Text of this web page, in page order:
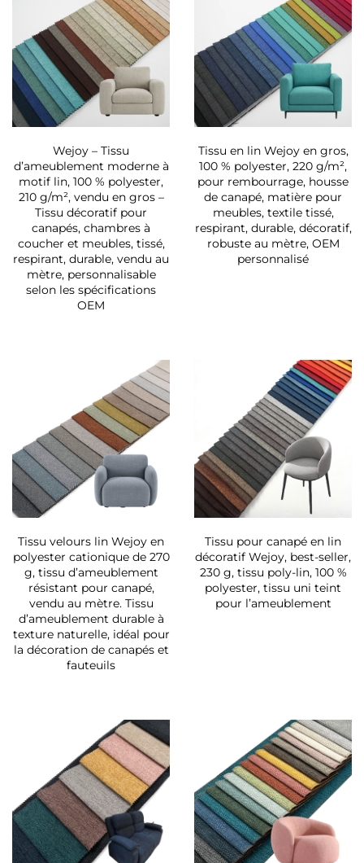
Wejoy – Tissu
d’ameublement moderne à
motif lin, 100 % polyester,
210 g/m², vendu en gros –
Tissu décoratif pour
canapés, chambres à
coucher et meubles, tissé,
respirant, durable, vendu au
mètre, personnalisable
selon les spécifications
OEM
Tissu en lin Wejoy en gros,
100 % polyester, 220 g/m²,
pour rembourrage, housse
de canapé, matière pour
meubles, textile tissé,
respirant, durable, décoratif,
robuste au mètre, OEM
personnalisé
Tissu velours lin Wejoy en
polyester cationique de 270
g, tissu d’ameublement
résistant pour canapé,
vendu au mètre. Tissu
d’ameublement durable à
texture naturelle, idéal pour
la décoration de canapés et
fauteuils
Tissu pour canapé en lin
décoratif Wejoy, best-seller,
230 g, tissu poly-lin, 100 %
polyester, tissu uni teint
pour l’ameublement